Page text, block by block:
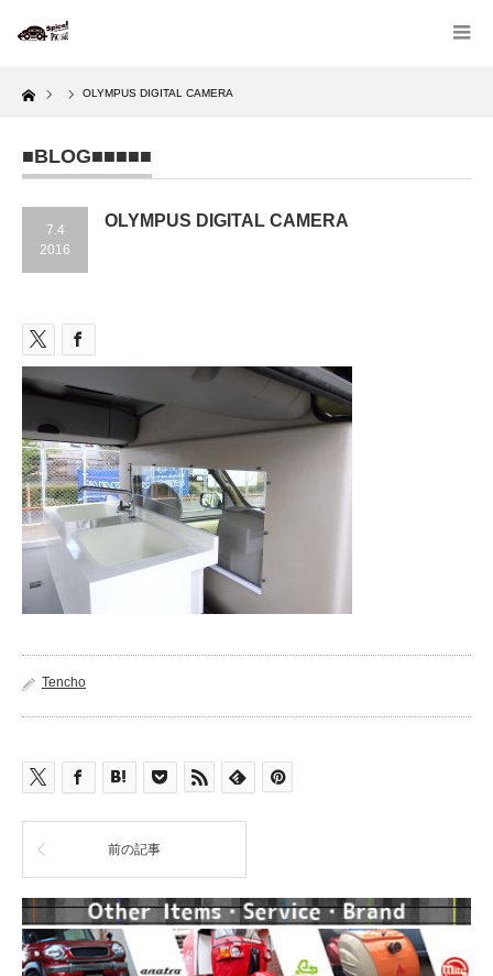
Home OLYMPUS DIGITAL CAMERA
■BLOG■■■■■
7.4
2016
OLYMPUS DIGITAL CAMERA
Tencho
前の記事